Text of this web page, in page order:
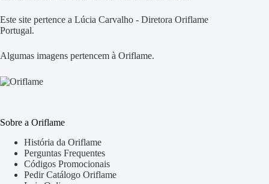
Este site pertence a Lúcia Carvalho - Diretora Oriflame
Portugal.
Algumas imagens pertencem à Oriflame.
Sobre a Oriflame
História da Oriflame
Perguntas Frequentes
Códigos Promocionais
Pedir Catálogo Oriflame